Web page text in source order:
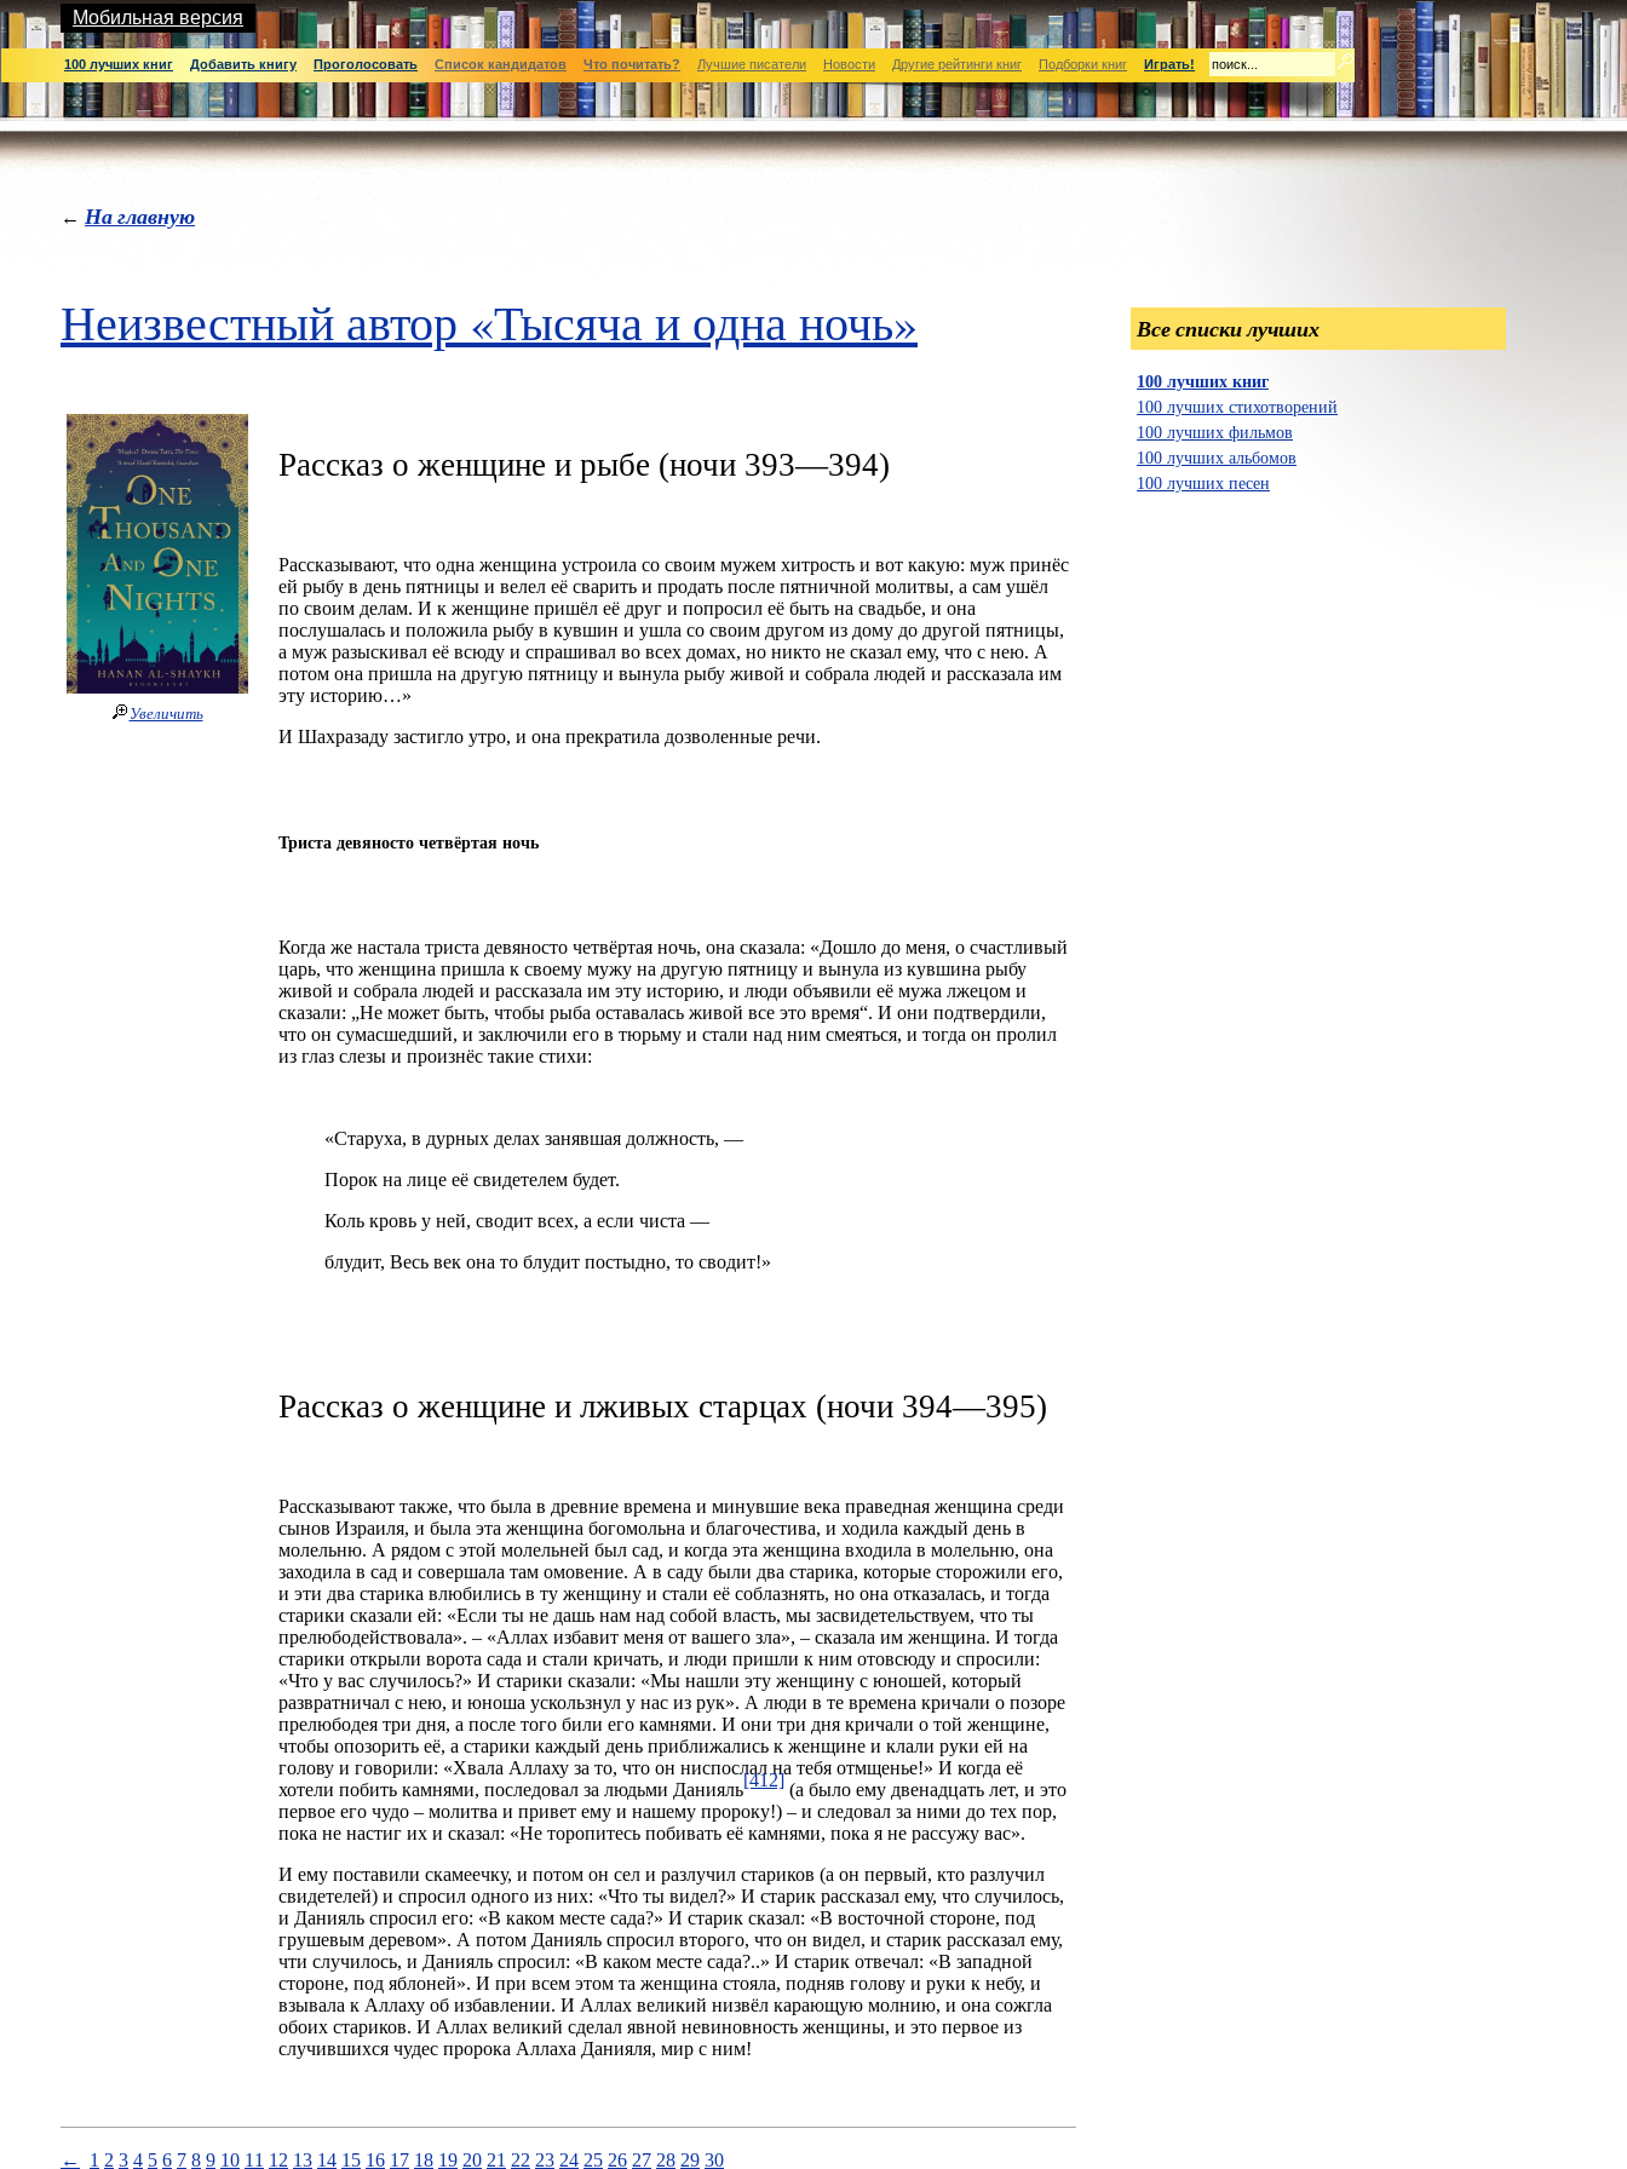
Мобильная версия
100 лучших книг Добавить книгу Проголосовать Список кандидатов Что почитать? Лучшие писатели Новости Другие рейтинги книг Подборки книг Играть!
← На главную
Неизвестный автор «Тысяча и одна ночь»
Увеличить
Рассказ о женщине и рыбе (ночи 393—394)
Рассказывают, что одна женщина устроила со своим мужем хитрость и вот какую: муж принёс
ей рыбу в день пятницы и велел её сварить и продать после пятничной молитвы, а сам ушёл
по своим делам. И к женщине пришёл её друг и попросил её быть на свадьбе, и она
послушалась и положила рыбу в кувшин и ушла со своим другом из дому до другой пятницы,
а муж разыскивал её всюду и спрашивал во всех домах, но никто не сказал ему, что с нею. А
потом она пришла на другую пятницу и вынула рыбу живой и собрала людей и рассказала им
эту историю…»
И Шахразаду застигло утро, и она прекратила дозволенные речи.
Триста девяносто четвёртая ночь
Когда же настала триста девяносто четвёртая ночь, она сказала: «Дошло до меня, о счастливый
царь, что женщина пришла к своему мужу на другую пятницу и вынула из кувшина рыбу
живой и собрала людей и рассказала им эту историю, и люди объявили её мужа лжецом и
сказали: „Не может быть, чтобы рыба оставалась живой все это время“. И они подтвердили,
что он сумасшедший, и заключили его в тюрьму и стали над ним смеяться, и тогда он пролил
из глаз слезы и произнёс такие стихи:
«Старуха, в дурных делах занявшая должность, —
Порок на лице её свидетелем будет.
Коль кровь у ней, сводит всех, а если чиста —
блудит, Весь век она то блудит постыдно, то сводит!»
Рассказ о женщине и лживых старцах (ночи 394—395)
Рассказывают также, что была в древние времена и минувшие века праведная женщина среди
сынов Израиля, и была эта женщина богомольна и благочестива, и ходила каждый день в
молельню. А рядом с этой молельней был сад, и когда эта женщина входила в молельню, она
заходила в сад и совершала там омовение. А в саду были два старика, которые сторожили его,
и эти два старика влюбились в ту женщину и стали её соблазнять, но она отказалась, и тогда
старики сказали ей: «Если ты не дашь нам над собой власть, мы засвидетельствуем, что ты
прелюбодействовала». – «Аллах избавит меня от вашего зла», – сказала им женщина. И тогда
старики открыли ворота сада и стали кричать, и люди пришли к ним отовсюду и спросили:
«Что у вас случилось?» И старики сказали: «Мы нашли эту женщину с юношей, который
развратничал с нею, и юноша ускользнул у нас из рук». А люди в те времена кричали о позоре
прелюбодея три дня, а после того били его камнями. И они три дня кричали о той женщине,
чтобы опозорить её, а старики каждый день приближались к женщине и клали руки ей на
голову и говорили: «Хвала Аллаху за то, что он ниспослал на тебя отмщенье!» И когда её
хотели побить камнями, последовал за людьми Данияль[412] (а было ему двенадцать лет, и это
первое его чудо – молитва и привет ему и нашему пророку!) – и следовал за ними до тех пор,
пока не настиг их и сказал: «Не торопитесь побивать её камнями, пока я не рассужу вас».
И ему поставили скамеечку, и потом он сел и разлучил стариков (а он первый, кто разлучил
свидетелей) и спросил одного из них: «Что ты видел?» И старик рассказал ему, что случилось,
и Данияль спросил его: «В каком месте сада?» И старик сказал: «В восточной стороне, под
грушевым деревом». А потом Данияль спросил второго, что он видел, и старик рассказал ему,
чти случилось, и Данияль спросил: «В каком месте сада?..» И старик отвечал: «В западной
стороне, под яблоней». И при всем этом та женщина стояла, подняв голову и руки к небу, и
взывала к Аллаху об избавлении. И Аллах великий низвёл карающую молнию, и она сожгла
обоих стариков. И Аллах великий сделал явной невиновность женщины, и это первое из
случившихся чудес пророка Аллаха Данияля, мир с ним!
← 1 2 3 4 5 6 7 8 9 10 11 12 13 14 15 16 17 18 19 20 21 22 23 24 25 26 27 28 29 30
Все списки лучших
100 лучших книг
100 лучших стихотворений
100 лучших фильмов
100 лучших альбомов
100 лучших песен